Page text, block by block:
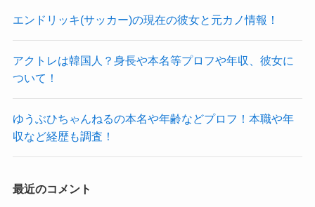
エンドリッキ(サッカー)の現在の彼女と元カノ情報！
アクトレは韓国人？身長や本名等プロフや年収、彼女に
ついて！
ゆうぶひちゃんねるの本名や年齢などプロフ！本職や年
収など経歴も調査！
最近のコメント